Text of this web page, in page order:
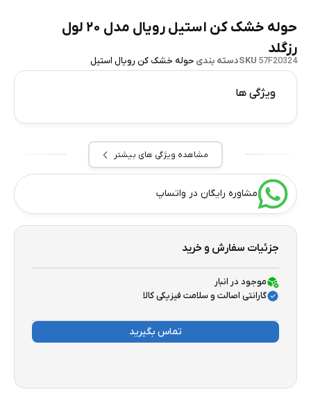
حوله خشک‌ کن استیل رویال مدل ۲۰ لول
رزگلد
SKU 57F20324 دسته بندی حوله خشک کن رویال استیل
ویژگی ها
مشاهده ویژگی های بیشتر
مشاوره رایگان در واتساپ
جزئیات سفارش و خرید
موجود در انبار
گارانتی اصالت و سلامت فیزیکی کالا
تماس بگیرید